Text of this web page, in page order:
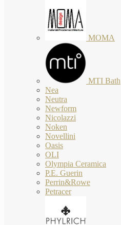
MOMA
MTI Bath
Nea
Neutra
Newform
Nicolazzi
Noken
Novellini
Oasis
OLI
Olympia Ceramica
P.E. Guerin
Perrin&Rowe
Petracer